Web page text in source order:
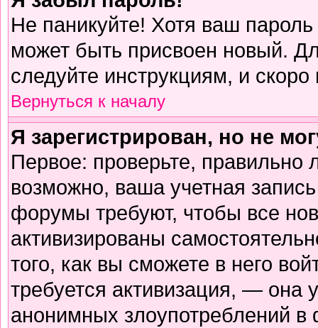
Не паникуйте! Хотя ваш
может быть присвоен новый.
следуйте инструкциям, и
Вернуться к началу
Я зарегистрирован, но не
Первое: проверьте,
возможно, ваша учетная
форумы требуют, чтобы все
активизированы
того, как вы сможете в него
требуется активизация, — она
анонимных злоупотреблений